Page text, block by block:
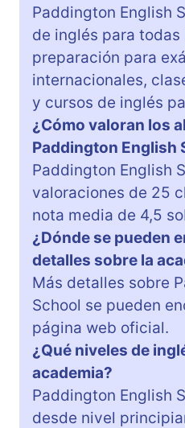
Paddington English
de inglés para todas
preparación para
internacionales,
y cursos de inglés
¿Cómo valoran los
Paddington English
Paddington English
valoraciones de 25
nota media de 4,5
¿Dónde se pueden
detalles sobre la
Más detalles sobre
School se pueden
página web oficial.
¿Qué niveles de
academia?
Paddington English
desde nivel